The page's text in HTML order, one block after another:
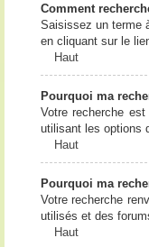
Comment
Saisissez un terme
en cliquant sur le
Haut
Pourquoi ma
Votre recherche
utilisant les options
Haut
Pourquoi ma
Votre recherche
utilisés et des
Haut